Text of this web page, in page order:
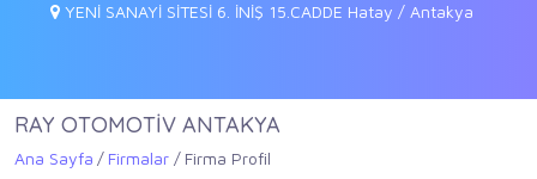
YENİ SANAYİ SİTESİ 6. İNİŞ 15.CADDE Hatay / Antakya
RAY OTOMOTİV ANTAKYA
Ana Sayfa Firmalar Firma Profil